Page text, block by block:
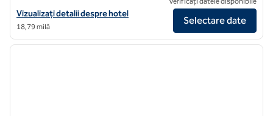
Vizualizați detaliile hotelului pentru aeroportul DoubleTree by
Vizualizați detalii despre hotel
18,79 milă
Selectare date
1/12
1 din 12